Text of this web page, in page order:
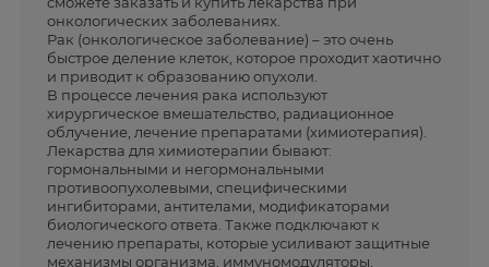
онкологических заболеваниях.
Рак (онкологическое заболевание) – это очень
быстрое деление клеток, которое проходит хаотично
и приводит к образованию опухоли.
В процессе лечения рака используют
хирургическое вмешательство, радиационное
облучение, лечение препаратами (химиотерапия).
Лекарства для химиотерапии бывают:
гормональными и негормональными
противоопухолевыми, специфическими
ингибиторами, антителами, модификаторами
биологического ответа. Также подключают к
лечению препараты, которые усиливают защитные
механизмы организма, иммуномодуляторы,